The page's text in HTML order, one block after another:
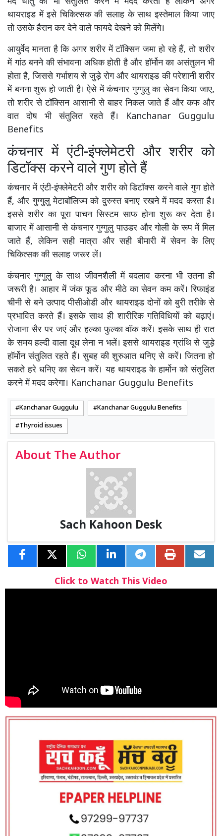
थायराइड में इसे चिकित्सक की सलाह के साथ इस्तेमाल किया जाए
तो उसके हैरान कर देने वाले फायदे देखने को मिलेंगे।
आयुर्वेद मानता है कि अगर शरीर में टॉक्सिन जमा हो रहे हैं, तो शरीर
में गांठ बनने की संभावना अधिक होती है और हॉर्मोन का असंतुलन भी
होता है, जिससे गर्भाशय से जुड़े रोग और थायराइड की परेशानी शरीर
में बनना शुरू हो जाती है। ऐसे में कंचनार गुग्गुलु का सेवन किया जाए,
तो शरीर से टॉक्सिन आसानी से बाहर निकल जाते हैं और कफ और
वात दोष भी संतुलित रहते हैं। Kanchanar Guggulu
Benefits
कंचनार में एंटी-इंफ्लेमेटरी और शरीर को
डिटॉक्स करने वाले गुण होते हैं
कंचनार में एंटी-इंफ्लेमेटरी और शरीर को डिटॉक्स करने वाले गुण होते
हैं, और गुग्गुलु मेटाबॉलिज्म को दुरुस्त बनाए रखने में मदद करता है।
इससे शरीर का पूरा पाचन सिस्टम साफ होना शुरू कर देता है।
बाजार में आसानी से कंचनार गुग्गुलु पाउडर और गोली के रूप में मिल
जाते हैं, लेकिन सही मात्रा और सही बीमारी में सेवन के लिए
चिकित्सक की सलाह जरूर लें।
कंचनार गुग्गुलु के साथ जीवनशैली में बदलाव करना भी उतना ही
जरूरी है। आहार में जंक फूड और मीठे का सेवन कम करें। रिफाइंड
चीनी से बने उत्पाद पीसीओडी और थायराइड दोनों को बुरी तरीके से
प्रभावित करते हैं। इसके साथ ही शारीरिक गतिविधियों को बढ़ाएं।
रोजाना सैर पर जएं और हल्का फुल्का वॉक करें। इसके साथ ही रात
के समय हल्दी वाला दूध लेना न भलें। इससे थायराइड ग्रांथि से जुड़े
हॉर्मोन संतुलित रहते हैं। सुबह की शुरुआत धनिए से करें। जितना हो
सकते हरे धनिए का सेवन करें। यह थायराइड के हार्मोन को संतुलित
करने में मदद करेगा। Kanchanar Guggulu Benefits
Kanchanar Guggulu Kanchanar Guggulu Benefits
Thyroid issues
About The Author
Sach Kahoon Desk
Click to Watch This Video